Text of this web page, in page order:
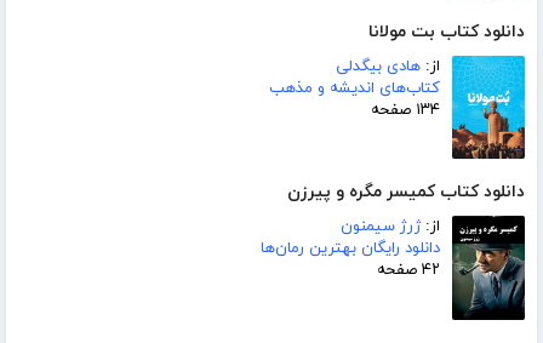
دانلود کتاب بت مولانا
از: هادی بیگدلی
کتاب‌های اندیشه و مذهب
۱۳۴ صفحه
دانلود کتاب کمیسر مگره و پیرزن
از:ژرژ سیمنون
دانلود رایگان بهترین رمان‌ها
۴۲ صفحه